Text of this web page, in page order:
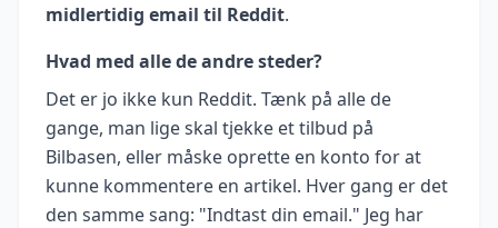
midlertidig email til Reddit.
Hvad med alle de andre steder?
Det er jo ikke kun Reddit. Tænk på alle de
gange, man lige skal tjekke et tilbud på
Bilbasen, eller måske oprette en konto for at
kunne kommentere en artikel. Hver gang er det
den samme sang: "Indtast din email." Jeg har